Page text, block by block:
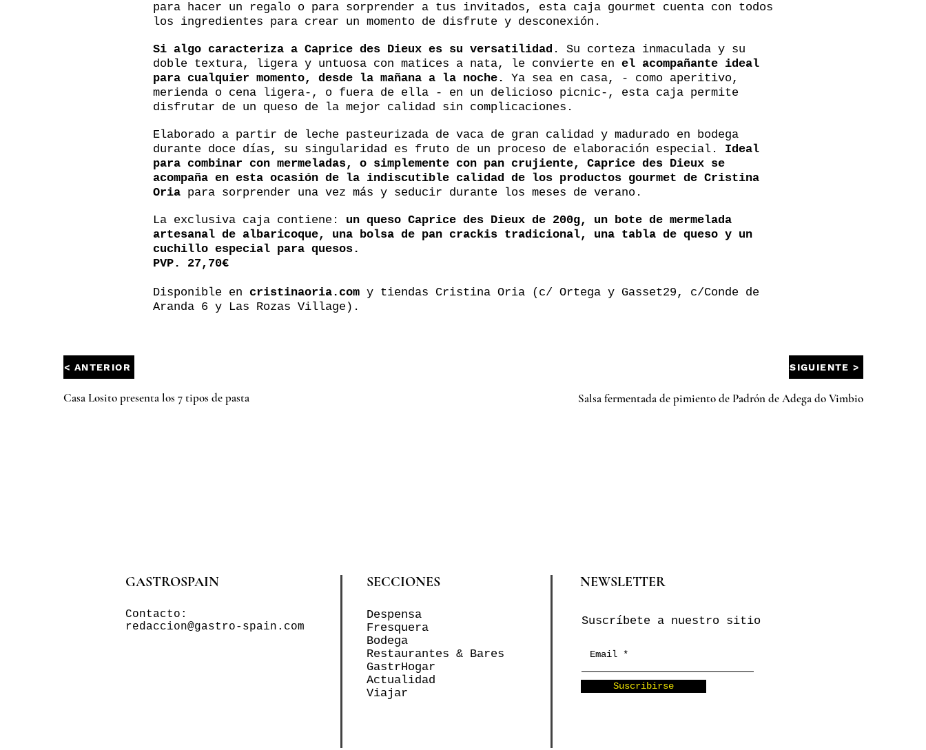
para hacer un regalo o para sorprender a tus invitados, esta caja gourmet cuenta con todos
los ingredientes para crear un momento de disfrute y desconexión.
Si algo caracteriza a Caprice des Dieux es su versatilidad . Su corteza inmaculada y su
doble textura, ligera y untuosa con matices a nata, le convierte en el acompañante ideal
para cualquier momento, desde la mañana a la noche.
Ya sea en casa, - como aperitivo,
merienda o cena ligera-, o fuera de ella - en un delicioso picnic-, esta caja permite
disfrutar de un queso de la mejor calidad sin complicaciones.
Elaborado a partir de leche pasteurizada de vaca de gran calidad y madurado en bodega
durante doce días, su singularidad es fruto de un proceso de elaboración especial. Ideal
para combinar con mermeladas, o simplemente con pan crujiente, Caprice des Dieux se
acompaña en esta ocasión de la indiscutible calidad de los productos gourmet de Cristina
Oria para sorprender una vez más y seducir durante los meses de verano.
La exclusiva caja contiene: un queso Caprice des Dieux de 200g, un bote de mermelada
artesanal de albaricoque, una bolsa de pan crackis tradicional, una tabla de queso y un
cuchillo especial para quesos.
PVP. 27,70€
Disponible en cristinaoria.com y tiendas Cristina Oria (c/ Ortega y Gasset29, c/Conde de
Aranda 6 y Las Rozas Village).
< ANTERIOR
Casa Losito presenta los 7 tipos de pasta
SIGUIENTE >
Salsa fermentada de pimiento de Padrón de Adega do Vimbio
GASTROSPAIN
Contacto:
redaccion@gastro-spain.com
SECCIONES
Despensa
Fresquera
Bodega
Restaurantes & Bares
GastrHogar
Actualidad
Viajar
NEWSLETTER
Suscríbete a nuestro sitio
Suscribirse